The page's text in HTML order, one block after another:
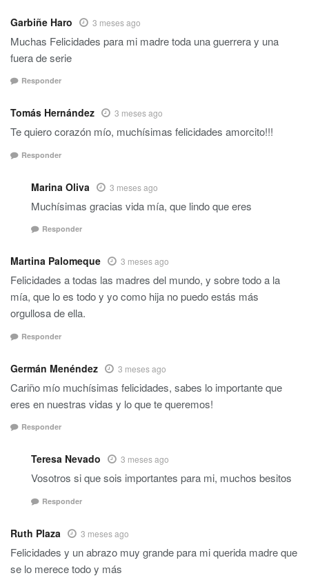
Garbiñe Haro 3 meses ago
Muchas Felicidades para mi madre toda una guerrera y una
fuera de serie
Responder
Tomás Hernández 3 meses ago
Te quiero corazón mío, muchísimas felicidades amorcito!!!
Responder
Marina Oliva 3 meses ago
Muchísimas gracias vida mía, que lindo que eres
Responder
Martina Palomeque 3 meses ago
Felicidades a todas las madres del mundo, y sobre todo a la
mía, que lo es todo y yo como hija no puedo estás más
orgullosa de ella.
Responder
Germán Menéndez 3 meses ago
Cariño mío muchísimas felicidades, sabes lo importante que
eres en nuestras vidas y lo que te queremos!
Responder
Teresa Nevado 3 meses ago
Vosotros si que sois importantes para mi, muchos besitos
Responder
Ruth Plaza 3 meses ago
Felicidades y un abrazo muy grande para mi querida madre que
se lo merece todo y más